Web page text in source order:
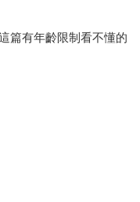
篇有年齡限制看不懂的